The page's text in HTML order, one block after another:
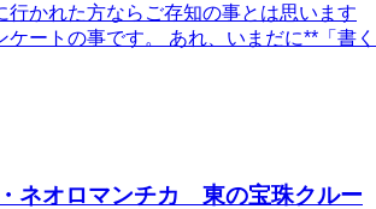
行かれた方ならご存知の事とは思います
ケートの事です。 あれ、いまだに**「書く
ネオロマンチカ 東の宝珠クルー